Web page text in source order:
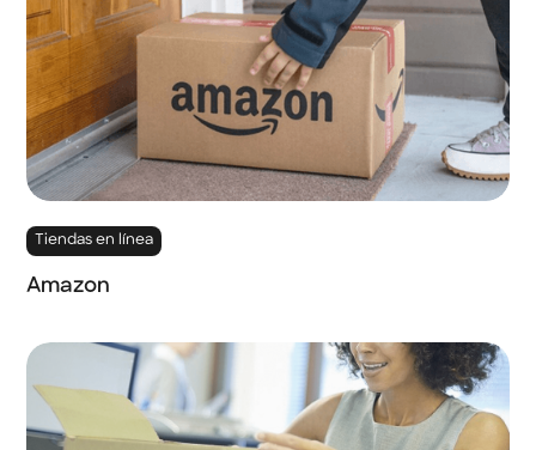
Tiendas en línea
Amazon